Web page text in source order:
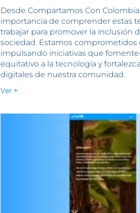
Desde Compartamos Con
importancia de comprender estas
trabajar para promover la inclusión
sociedad. Estamos comprometidos
impulsando iniciativas que
equitativo a la tecnología y
digitales de nuestra comunidad.
Ver +